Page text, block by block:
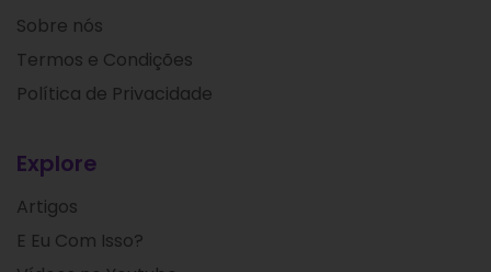
Sobre nós
Termos e Condições
Política de Privacidade
Explore
Artigos
E Eu Com Isso?